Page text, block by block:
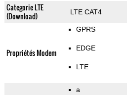
Categorie LTE
(Download)
LTE CAT4
Propriétés Modem
GPRS
EDGE
LTE
a